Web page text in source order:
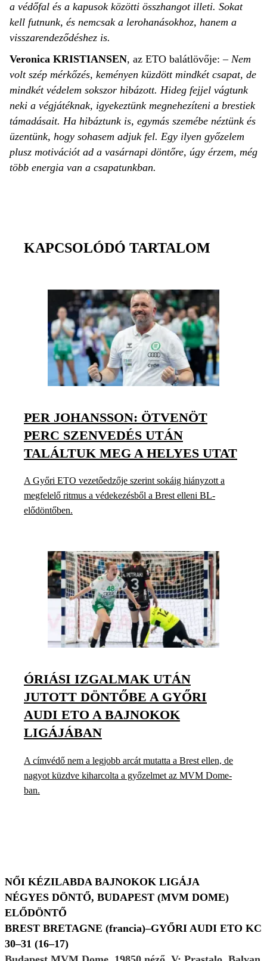
a védőfal és a kapusok közötti összhangot illeti. Sokat
kell futnunk, és nemcsak a lerohanásokhoz, hanem a
visszarendeződéshez is.
Veronica KRISTIANSEN, az ETO balátlövője:– Nem
volt szép mérkőzés, keményen küzdött mindkét csapat, de
mindkét védelem sokszor hibázott. Hideg fejjel vágtunk
neki a végjátéknak, igyekeztünk megnehezíteni a brestiek
támadásait. Ha hibáztunk is, egymás szemébe néztünk és
üzentünk, hogy sohasem adjuk fel. Egy ilyen győzelem
plusz motivációt ad a vasárnapi döntőre, úgy érzem, még
több energia van a csapatunkban.
KAPCSOLÓDÓ TARTALOM
PER JOHANSSON: ÖTVENÖT
PERC SZENVEDÉS UTÁN
TALÁLTUK MEG A HELYES UTAT
A Győri ETO vezetőedzője szerint sokáig hiányzott a
megfelelő ritmus a védekezésből a Brest elleni BL-
elődöntőben.
ÓRIÁSI IZGALMAK UTÁN
JUTOTT DÖNTŐBE A GYŐRI
AUDI ETO A BAJNOKOK
LIGÁJÁBAN
A címvédő nem a legjobb arcát mutatta a Brest ellen, de
nagyot küzdve kiharcolta a győzelmet az MVM Dome-
ban.
NŐI KÉZILABDA BAJNOKOK LIGÁJA
NÉGYES DÖNTŐ, BUDAPEST (MVM DOME)
ELŐDÖNTŐ
BREST BRETAGNE (francia)–GYŐRI AUDI ETO KC
30–31 (16–17)